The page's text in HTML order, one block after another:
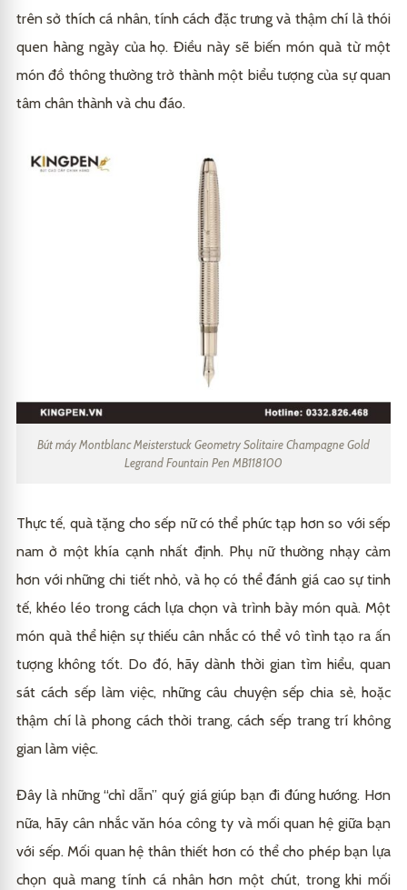
trên sở thích cá nhân, tính cách đặc trưng và thậm chí là thói
quen hàng ngày của họ. Điều này sẽ biến món quà từ một
món đồ thông thường trở thành một biểu tượng của sự quan
tâm chân thành và chu đáo.
Bút máy Montblanc Meisterstuck Geometry Solitaire Champagne Gold
Legrand Fountain Pen MB118100
Thực tế, quà tặng cho sếp nữ có thể phức tạp hơn so với sếp
nam ở một khía cạnh nhất định. Phụ nữ thường nhạy cảm
hơn với những chi tiết nhỏ, và họ có thể đánh giá cao sự tinh
tế, khéo léo trong cách lựa chọn và trình bày món quà. Một
món quà thể hiện sự thiếu cân nhắc có thể vô tình tạo ra ấn
tượng không tốt. Do đó, hãy dành thời gian tìm hiểu, quan
sát cách sếp làm việc, những câu chuyện sếp chia sẻ, hoặc
thậm chí là phong cách thời trang, cách sếp trang trí không
gian làm việc.
Đây là những “chỉ dẫn” quý giá giúp bạn đi đúng hướng. Hơn
nữa, hãy cân nhắc văn hóa công ty và mối quan hệ giữa bạn
với sếp. Mối quan hệ thân thiết hơn có thể cho phép bạn lựa
chọn quà mang tính cá nhân hơn một chút, trong khi mối